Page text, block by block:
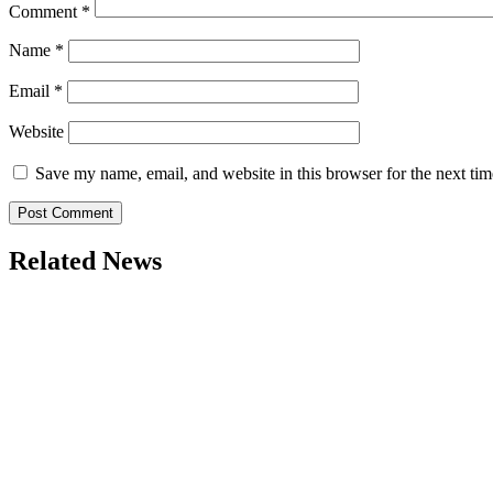
Comment *
Name *
Email *
Website
Save my name, email, and website in this browser for the next
Related News